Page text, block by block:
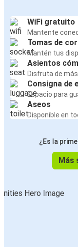
WiFi gratuito
Mantente
Tomas de
Mantén tus
Asientos
Disfruta de
Consigna de
Espacio para
Aseos
Disponible en
¿Es la
Más